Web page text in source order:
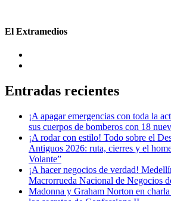
El Extramedios
Entradas recientes
¡A apagar emergencias con toda la
sus cuerpos de bomberos con 18
¡A rodar con estilo! Todo sobre el
Antiguos 2026: ruta, cierres y el
Volante”
¡A hacer negocios de verdad!
Macrorrueda Nacional de Negocios
Madonna y Graham Norton en